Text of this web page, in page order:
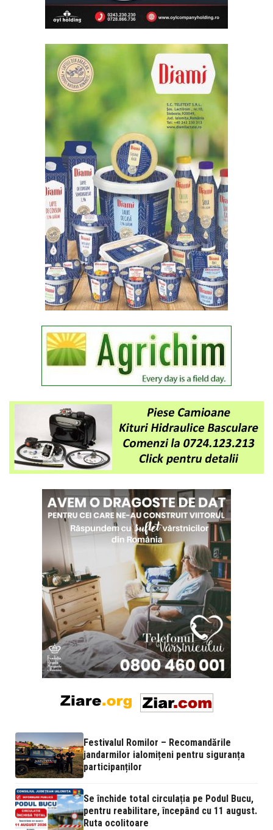
Festivalul Romilor – Recomandările
jandarmilor ialomițeni pentru siguranța
participanților
Se închide total circulația pe Podul Bucu,
pentru reabilitare, începând cu 11 august.
Ruta ocolitoare